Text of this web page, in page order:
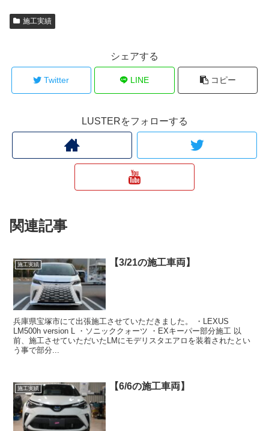
施工実績
シェアする
Twitter LINE コピー
LUSTERをフォローする
関連記事
施工実績 【3/21の施工車両】
兵庫県宝塚市にて出張施工させていただきました。 ・LEXUS
LM500h version L ・ソニッククォーツ ・EXキーパー部分施工 以
前、施工させていただいたLMにモデリスタエアロを装着されたとい
う事で部分...
施工実績 【6/6の施工車両】